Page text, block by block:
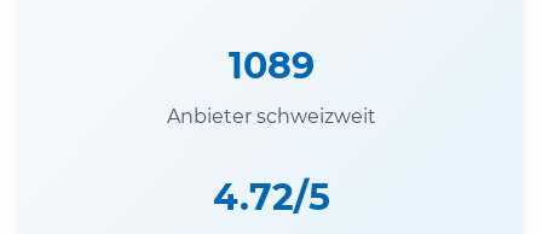
1089
Anbieter schweizweit
4.72/5